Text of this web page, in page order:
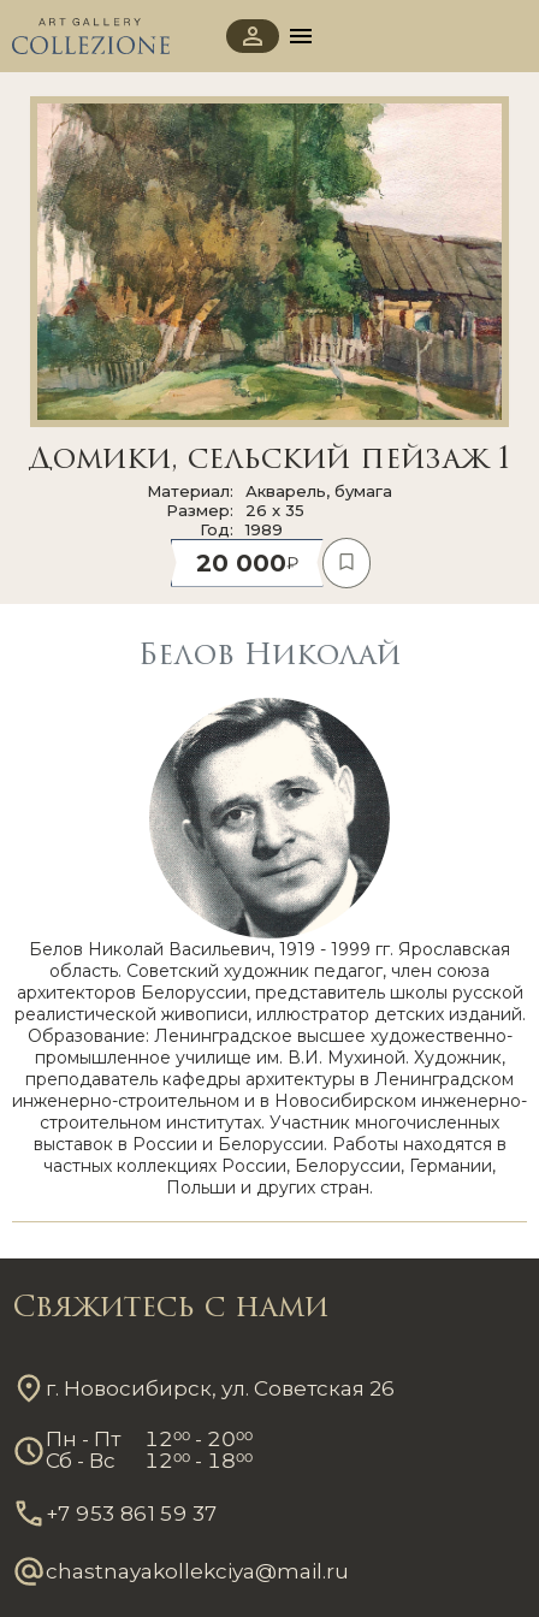
Домики, сельский пейзаж 1
Материал
Акварель, бумага
Размер
26 x 35
Год
1989
20 000
Белов Николай
Белов Николай Васильевич, 1919 - 1999 гг. Ярославская
область. Советский художник педагог, член союза
архитекторов Белоруссии, представитель школы русской
реалистической живописи, иллюстратор детских изданий.
Образование: Ленинградское высшее художественно-
промышленное училище им. В.И. Мухиной. Художник,
преподаватель кафедры архитектуры в Ленинградском
инженерно-строительном и в Новосибирском инженерно-
строительном институтах. Участник многочисленных
выставок в России и Белоруссии. Работы находятся в
частных коллекциях России, Белоруссии, Германии,
Польши и других стран.
Свяжитесь с нами
г. Новосибирск, ул. Советская 26
Пн - Пт 1200 - 2000
Сб - Вс
1200 - 1800
+7 953 861 59 37
chastnayakollekciya@mail.ru